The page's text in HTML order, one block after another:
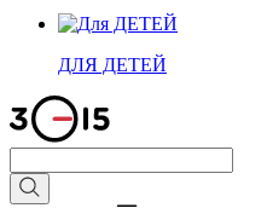
ДЛЯ ДЕТЕЙ